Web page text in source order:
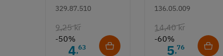
Bæreevne
Tilstand Ny
Duomatic SL -
329.87.510
9,25 kr
-50%
4,63
- rustfrit stål
136.05.009
14,40 kr
-60%
5,76